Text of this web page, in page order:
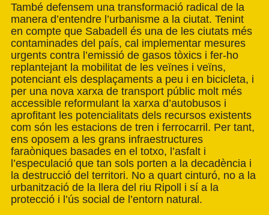
També defensem una transformació radical de la
manera d’entendre l’urbanisme a la ciutat. Tenint
en compte que Sabadell és una de les ciutats més
contaminades del país, cal implementar mesures
urgents contra l’emissió de gasos tòxics i fer-ho
replantejant la mobilitat de les veïnes i veïns,
potenciant els desplaçaments a peu i en bicicleta, i
per una nova xarxa de transport públic molt més
accessible reformulant la xarxa d’autobusos i
aprofitant les potencialitats dels recursos existents
com són les estacions de tren i ferrocarril. Per tant,
ens oposem a les grans infraestructures
faraòniques basades en el totxo, l’asfalt i
l’especulació que tan sols porten a la decadència i
la destrucció del territori. No a quart cinturó, no a la
urbanització de la llera del riu Ripoll i sí a la
protecció i l’ús social de l’entorn natural.